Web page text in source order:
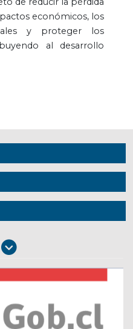
económicos, los
y proteger los
al desarrollo